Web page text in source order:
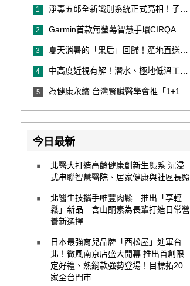
1 淨毒五郎全新識別系統正式亮相！子品牌然本再推體香噴霧新產品！
2 Garmin首款無螢幕智慧手環CIRQA登場 專注健康無須訂閱！ 輕量舒適風格百搭 生態系無縫串接 打造全天候零干擾健康與恢復管理新體驗
3 夏天消暑的「果后」回歸！產地直送泰國鮮山竹，打造夏日最頂級的天然補給
4 中高度近視有解！潛水、極地低溫工作者優選 EVO ICL 膠原蛋白眼內鏡
5 為健康永續 台灣腎臟醫學會推「1+1 Hold 好腎」 籲掌握eGFR＋UACR雙指標 及早把關腎健康
今日最新
北醫大打造高齡健康創新生態系 沉浸
式串聯智慧醫院、居家健康與社區長照
北醫生技攜手唯豐肉鬆 推出「享輕
鬆」新品 含山酮素為長輩打造日常營
養新選擇
日本最強育兒品牌「西松屋」進軍台
北！微風南京店盛大開幕 推出首創限
定好禮、熱銷款強勢登場！目標拓20
家全台門市